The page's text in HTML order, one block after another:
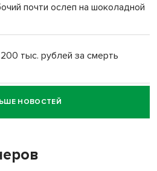
почти ослеп на шоколадной
тыс. рублей за смерть
водителя за смерть
в новосибирском селе лошади
НОВОСТЕЙ